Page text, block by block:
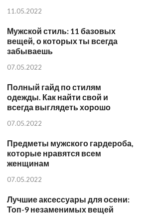
11.05.2022
Мужской стиль: 11 базовых
вещей, о которых ты всегда
забываешь
07.05.2022
Полный гайд по стилям
одежды. Как найти свой и
всегда выглядеть хорошо
07.05.2022
Предметы мужского гардероба,
которые нравятся всем
женщинам
07.05.2022
Лучшие аксессуары для осени:
Топ-9 незаменимых вещей